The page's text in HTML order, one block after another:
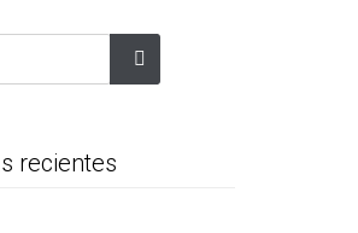
recientes